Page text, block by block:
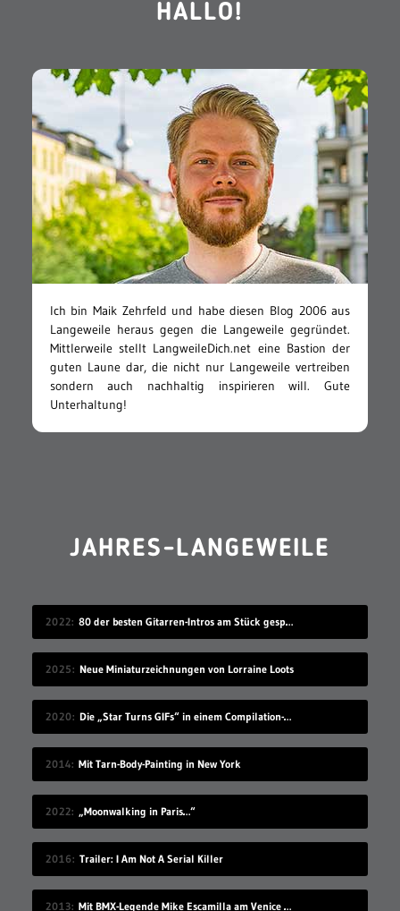
HALLO!
Ich bin Maik Zehrfeld und habe diesen Blog 2006 aus
Langeweile heraus gegen die Langeweile gegründet.
Mittlerweile stellt LangweileDich.net eine Bastion der
guten Laune dar, die nicht nur Langeweile vertreiben
sondern auch nachhaltig inspirieren will. Gute
Unterhaltung!
JAHRES-LANGEWEILE
2022 80 der besten Gitarren-Intros am Stück gespielt
2025 Neue Miniaturzeichnungen von Lorraine Loots
2020 Die „Star Turns GIFs“ in einem Compilation-Video
2014 Mit Tarn-Body-Painting in New York
2022 „Moonwalking in Paris…“
2016 Trailer: I Am Not A Serial Killer
2013 Mit BMX-Legende Mike Escamilla am Venice Beach